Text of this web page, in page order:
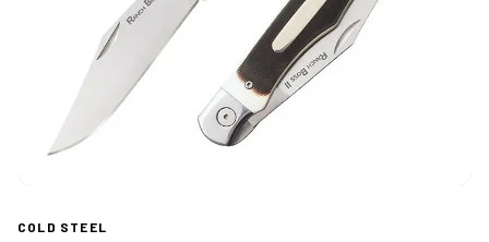
COLD STEEL